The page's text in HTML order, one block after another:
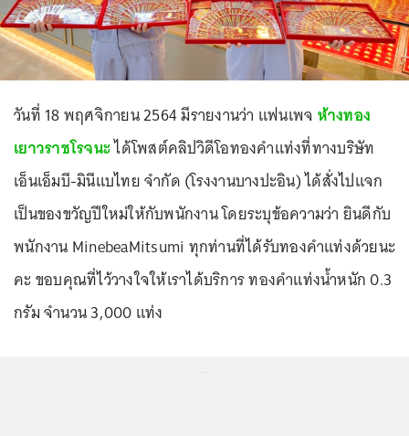
วันที่ 18 พฤศจิกายน 2564 มีรายงานว่า แฟนเพจ ห้างทอง
เยาวราชโรจนะได้โพสต์คลิปวิดีโอทองคำแท่งที่ทางบริษัท
เอ็นเอ็มบี-มินีแบไทย จำกัด (โรงงานบางปะอิน) ได้สั่งไปแจก
เป็นของขวัญปีใหม่ให้กับพนักงาน โดยระบุข้อความว่า ยินดีกับ
พนักงาน MinebeaMitsumi ทุกท่านที่ได้รับทองคำแท่งด้วยนะ
คะ ขอบคุณที่ไว้วางใจให้เราได้บริการ ทองคำแท่งน้ำหนัก 0.3
กรัม จำนวน 3,000 แท่ง